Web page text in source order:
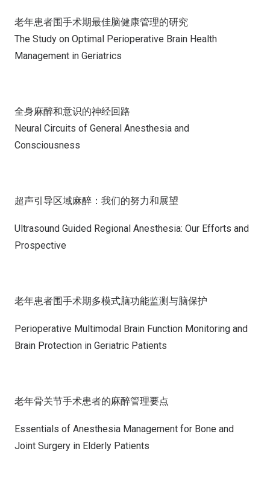
老年患者围手术期最佳脑健康管理的研究
The Study on Optimal Perioperative Brain Health
Management in Geriatrics
全身麻醉和意识的神经回路
Neural Circuits of General Anesthesia and
Consciousness
超声引导区域麻醉：我们的努力和展望
Ultrasound Guided Regional Anesthesia: Our Efforts and
Prospective
老年患者围手术期多模式脑功能监测与脑保护
Perioperative Multimodal Brain Function Monitoring and
Brain Protection in Geriatric Patients
老年骨关节手术患者的麻醉管理要点
Essentials of Anesthesia Management for Bone and
Joint Surgery in Elderly Patients